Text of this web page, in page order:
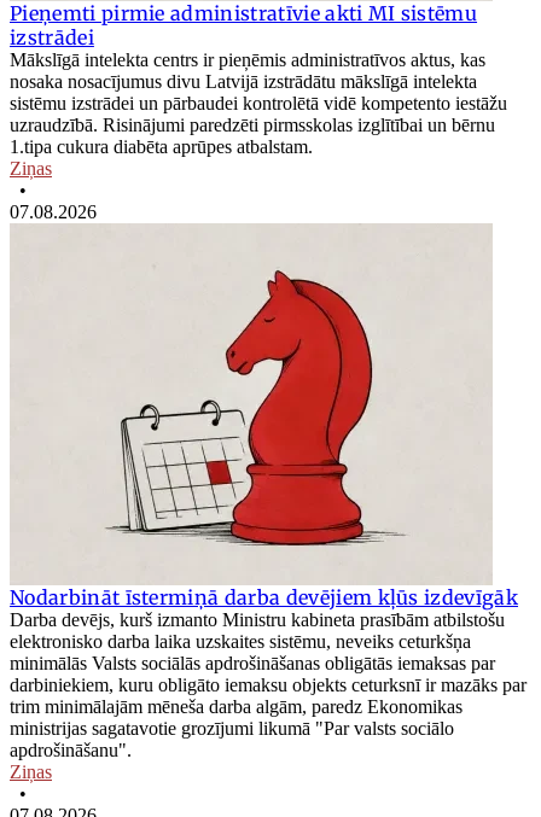
Pieņemti pirmie administratīvie akti MI sistēmu
izstrādei
Mākslīgā intelekta centrs ir pieņēmis administratīvos aktus, kas
nosaka nosacījumus divu Latvijā izstrādātu mākslīgā intelekta
sistēmu izstrādei un pārbaudei kontrolētā vidē kompetento iestāžu
uzraudzībā. Risinājumi paredzēti pirmsskolas izglītībai un bērnu
1.tipa cukura diabēta aprūpes atbalstam.
Ziņas
•
07.08.2026
Nodarbināt īstermiņā darba devējiem kļūs izdevīgāk
Darba devējs, kurš izmanto Ministru kabineta prasībām atbilstošu
elektronisko darba laika uzskaites sistēmu, neveiks ceturkšņa
minimālās Valsts sociālās apdrošināšanas obligātās iemaksas par
darbiniekiem, kuru obligāto iemaksu objekts ceturksnī ir mazāks par
trim minimālajām mēneša darba algām, paredz Ekonomikas
ministrijas sagatavotie grozījumi likumā "Par valsts sociālo
apdrošināšanu".
Ziņas
•